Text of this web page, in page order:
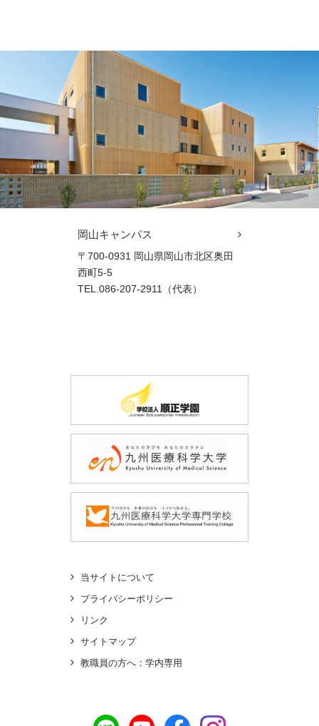
岡山キャンパス
〒700-0931 岡山県岡山市北区奥田
西町5-5
TEL.086-207-2911（代表）
当サイトについて
プライバシーポリシー
リンク
サイトマップ
教職員の方へ：学内専用